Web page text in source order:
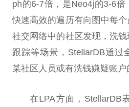
ph的6-7倍，是Neo4j的3-6倍
快速高效的遍历有向图中每
社交网络中的社区发现，洗
跟踪等场景，StellarDB通过
某社区人员或有洗钱嫌疑账户
在LPA方面，StellarDB